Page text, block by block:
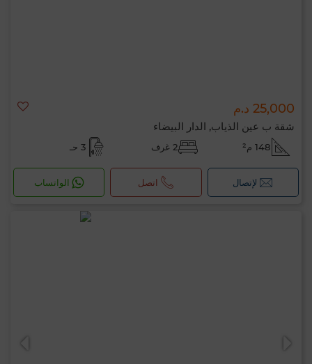
25,000 د.م
شقة ب عين الذياب, الدار البيضاء
148 م² 2 غرف 3 حـ
لإتصال اتصل الواتساب